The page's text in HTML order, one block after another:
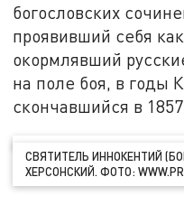
богословских
проявивший себя
окормлявший
на поле боя, в годы
скончавшийся в 1857
СВЯТИТЕЛЬ ИННОКЕНТИЙ
ХЕРСОНСКИЙ. ФОТО: